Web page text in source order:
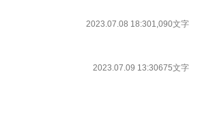
2023.07.08 18:301,090文字
2023.07.09 13:30675文字